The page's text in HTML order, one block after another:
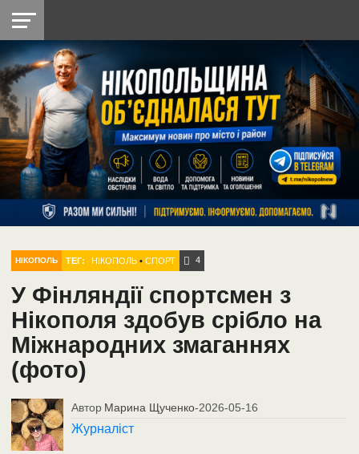
НІКОПОЛЬ
РАЙОН
СІЧЕСЛАВСЬКА
УКРАЇНА
РЕТРО
НІКОПОЛЬ
ЛАЙТ
УКРАЇНА
ДОПОМОГА
РАДІО
НІКОПОЛЬ ТЕГ: НІКОПОЛЬ •СПОРТ 4
У Фінляндії спортсмен з
Нікополя здобув срібло на
Міжнародних змаганнях
(фото)
Автор Марина Щученко-2026-05-16
Журналіст